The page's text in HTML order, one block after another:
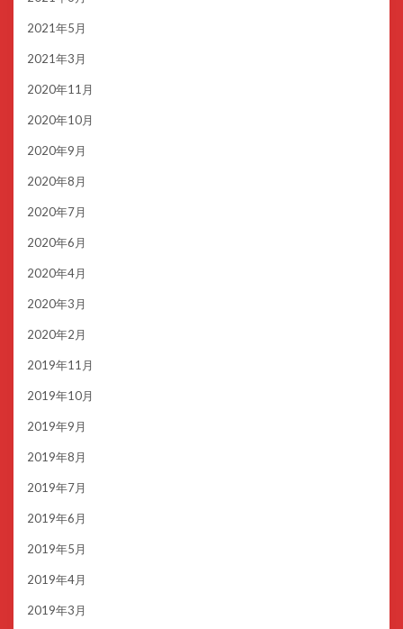
2021年5月
2021年3月
2020年11月
2020年10月
2020年9月
2020年8月
2020年7月
2020年6月
2020年4月
2020年3月
2020年2月
2019年11月
2019年10月
2019年9月
2019年8月
2019年7月
2019年6月
2019年5月
2019年4月
2019年3月